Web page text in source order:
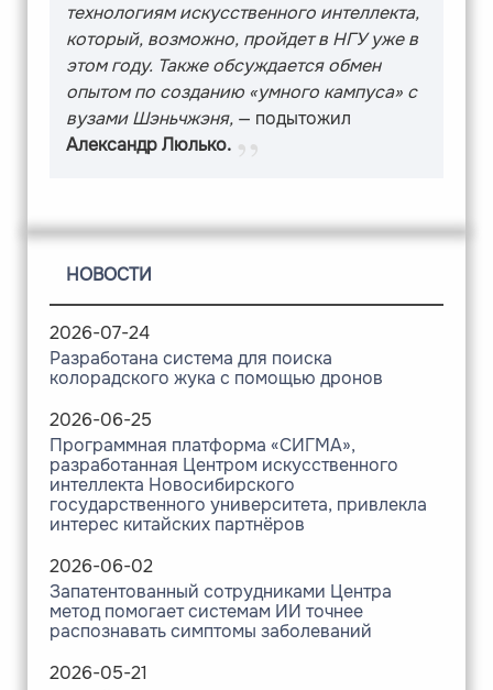
технологиям искусственного интеллекта,
который, возможно, пройдет в НГУ уже в
этом году. Также обсуждается обмен
опытом по созданию «умного кампуса» с
вузами Шэньчжэня, — подытожил
Александр Люлько.
НОВОСТИ
2026-07-24
Разработана система для поиска
колорадского жука с помощью дронов
2026-06-25
Программная платформа «СИГМА»,
разработанная Центром искусственного
интеллекта Новосибирского
государственного университета, привлекла
интерес китайских партнёров
2026-06-02
Запатентованный сотрудниками Центра
метод помогает системам ИИ точнее
распознавать симптомы заболеваний
2026-05-21